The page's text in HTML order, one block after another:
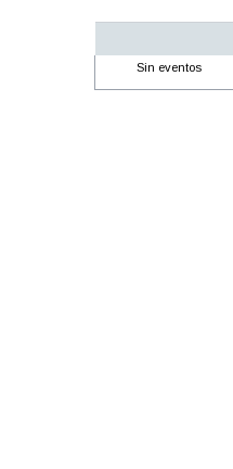
Sin eventos